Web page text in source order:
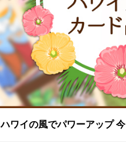
ハワイの風でパワーアップ